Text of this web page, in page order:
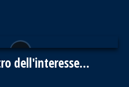
della puntata.
dell'interesse